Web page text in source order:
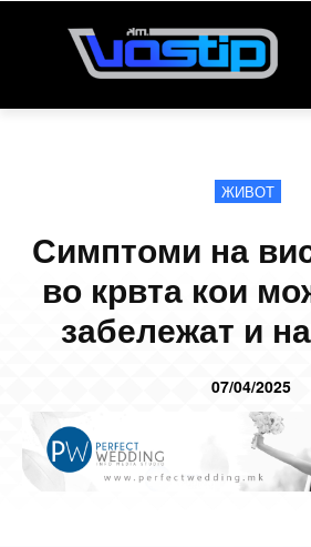
ЖИВОТ
Симптоми на
во крвта кои
забележат и
07/04/2025